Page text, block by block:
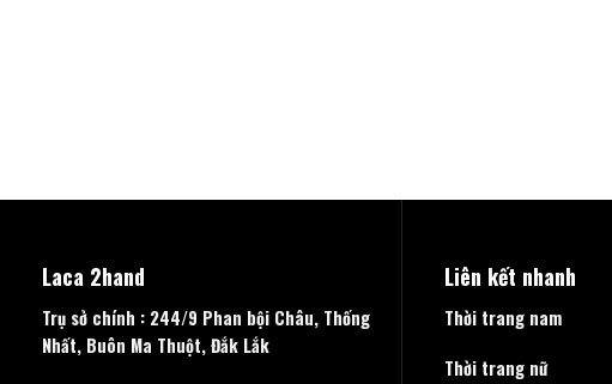
Laca 2hand
Trụ sở chính : 244/9 Phan bội Châu, Thống
Nhất, Buôn Ma Thuột, Đắk Lắk
Liên kết nhanh
Thời trang nam
Thời trang nữ